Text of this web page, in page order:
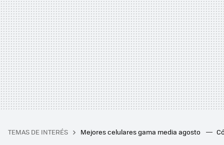
TEMAS DE INTERÉS Mejores celulares gama media agosto